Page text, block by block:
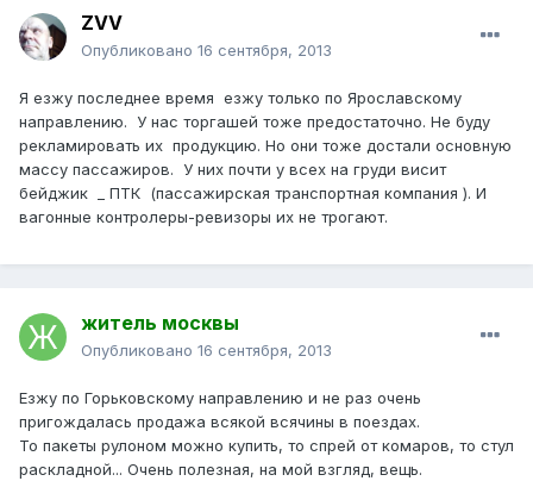
ZVV
Опубликовано 16 сентября, 2013
Я езжу последнее время езжу только по Ярославскому
направлению. У нас торгашей тоже предостаточно. Не буду
рекламировать их продукцию. Но они тоже достали основную
массу пассажиров. У них почти у всех на груди висит
бейджик _ ПТК (пассажирская транспортная компания ). И
вагонные контролеры-ревизоры их не трогают.
житель москвы
Опубликовано 16 сентября, 2013
Езжу по Горьковскому направлению и не раз очень
пригождалась продажа всякой всячины в поездах.
То пакеты рулоном можно купить, то спрей от комаров, то стул
раскладной... Очень полезная, на мой взгляд, вещь.